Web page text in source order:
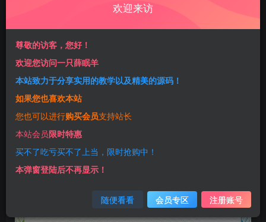
想了又想，决定斥“巨资”买下了这个域名，拥有了域名的使
用权
欢迎来访
尊敬的访客，您好！
欢迎您访问一只薛眠羊
本站致力于分享实用的教学以及精美的源码！
如果您也喜欢本站
您也可以进行购买会员支持站长
本站会员限时特惠
买不了吃亏买不了上当，限时抢购中！
本弹窗登陆后不再显示！
随便看看 会员专区 注册账号